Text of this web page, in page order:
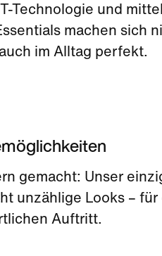
Technologie und
machen sich
im Alltag perfekt.
gemacht: Unser
unzählige Looks – für
Auftritt.